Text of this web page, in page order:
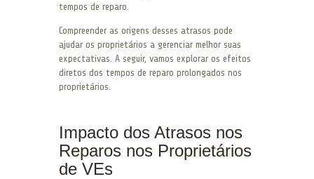
tempos de reparo.
Compreender as origens desses atrasos pode
ajudar os proprietários a gerenciar melhor suas
expectativas. A seguir, vamos explorar os efeitos
diretos dos tempos de reparo prolongados nos
proprietários.
Impacto dos Atrasos nos
Reparos nos Proprietários
de VEs